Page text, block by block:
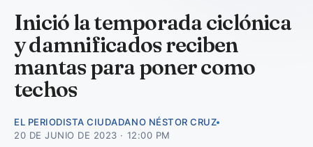
Inició la temporada ciclónica
y damnificados reciben
mantas para poner como
techos
EL PERIODISTA CIUDADANO NÉSTOR CRUZ
20 DE JUNIO DE 2023 · 12:00 PM